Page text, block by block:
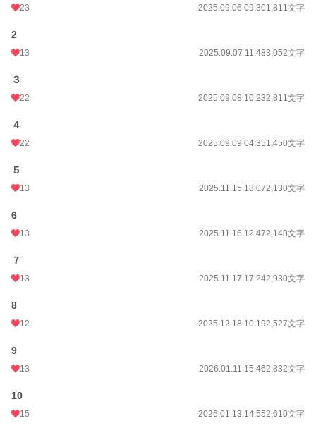
23 2025.09.06 09:301,811文字
2
13 2025.09.07 11:483,052文字
３
22 2025.09.08 10:232,811文字
４
22 2025.09.09 04:351,450文字
５
13 2025.11.15 18:072,130文字
6
13 2025.11.16 12:472,148文字
７
13 2025.11.17 17:242,930文字
8
12 2025.12.18 10:192,527文字
9
13 2026.01.11 15:462,832文字
10
15 2026.01.13 14:552,610文字